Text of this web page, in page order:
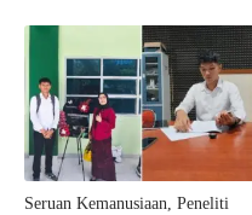
Seruan Kemanusiaan, Peneliti